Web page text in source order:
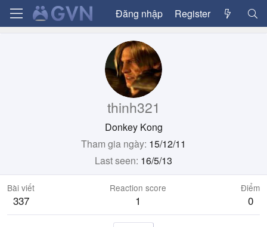
Đăng nhập Register
thinh321
Donkey Kong
Tham gia ngày 15/12/11
Last seen 16/5/13
Bài viết
337
Reaction score
1
Điểm
0